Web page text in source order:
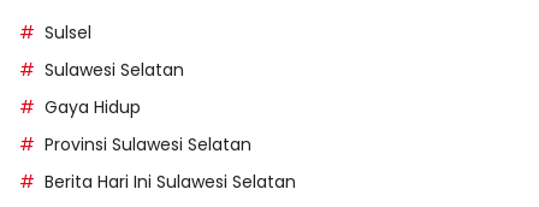
Sulsel
Sulawesi Selatan
Gaya Hidup
Provinsi Sulawesi Selatan
Berita Hari Ini Sulawesi Selatan